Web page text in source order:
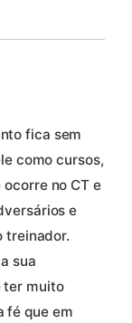
fica sem
como cursos,
no CT e
e
treinador.
sua
ter muito
fé que em